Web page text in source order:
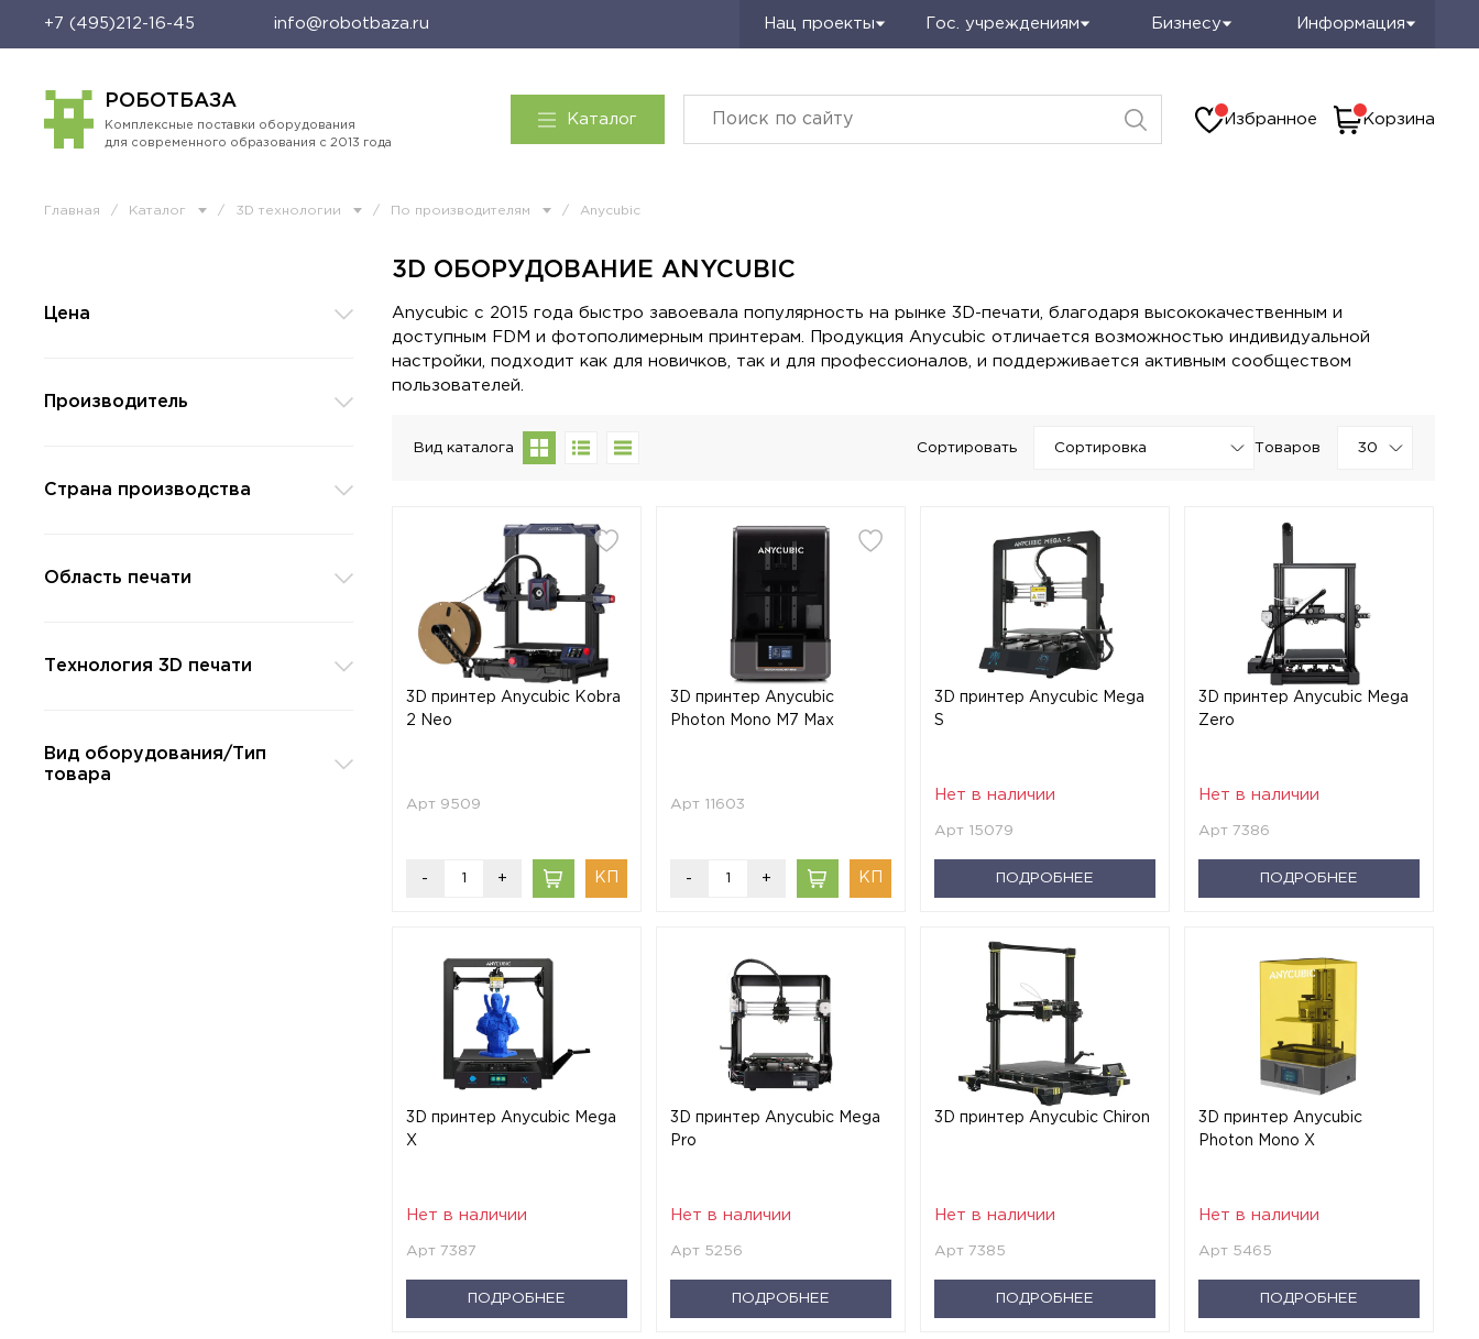
+7 (495)212-16-45 info@robotbaza.ru Нац проекты Гос. учреждениям Бизнесу Информация
РОБОТБАЗА
Комплексные поставки оборудования
для современного образования с 2013 года
Каталог Избранное Корзина
Главная / Каталог / 3D технологии / По производителям / Anycubic
3D ОБОРУДОВАНИЕ ANYCUBIC
Anycubic с 2015 года быстро завоевала популярность на рынке 3D-печати, благодаря высококачественным и
доступным FDM и фотополимерным принтерам. Продукция Anycubic отличается возможностью индивидуальной
настройки, подходит как для новичков, так и для профессионалов, и поддерживается активным сообществом
пользователей.
Вид каталога Сортировать Товаров
3D принтер Anycubic Kobra
2 Neo
Арт 9509
- +
3D принтер Anycubic
Photon Mono M7 Max
Арт 11603
- +
3D принтер Anycubic Mega
S
Нет в наличии
Арт 15079
ПОДРОБНЕЕ
3D принтер Anycubic Mega
Zero
Нет в наличии
Арт 7386
ПОДРОБНЕЕ
3D принтер Anycubic Mega
X
Нет в наличии
Арт 7387
ПОДРОБНЕЕ
3D принтер Anycubic Mega
Pro
Нет в наличии
Арт 5256
ПОДРОБНЕЕ
3D принтер Anycubic Chiron
Нет в наличии
Арт 7385
ПОДРОБНЕЕ
3D принтер Anycubic
Photon Mono X
Нет в наличии
Арт 5465
ПОДРОБНЕЕ
Цена
Производитель
Страна производства
Область печати
Технология 3D печати
Вид оборудования/Тип
товара